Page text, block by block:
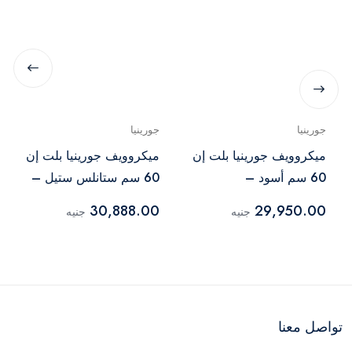
جورينيا
ميكروويف جورينيا بلت إن
60 سم أسود –
29,950.00 جنيه
جورينيا
ميكروويف جورينيا بلت إن
60 سم ستانلس ستيل –
30,888.00 جنيه
تواصل معنا